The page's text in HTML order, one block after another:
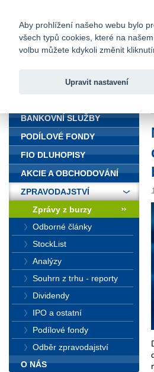
Fio banka
BANKOVNÍ SLUŽBY
PODÍLOVÉ FONDY
FIO DLUHOPISY
AKCIE A OBCHODOVÁNÍ
ZPRAVODAJSTVÍ
Zprávy z burzy
Odborné články
StockList
Analýzy
Souhrn z trhu - reporty
Dividendy
IPO a ostatní
Podílové fondy
Odběr zpravodajství
O NÁS
Aby prohlížení našeho webu bylo
všech typů cookies, které na
volbu můžete kdykoli změnit
Upravit nastavení